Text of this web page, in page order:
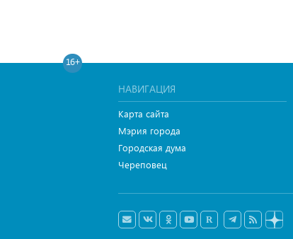
16+
НАВИГАЦИЯ
Карта сайта
Мэрия города
Городская дума
Череповец